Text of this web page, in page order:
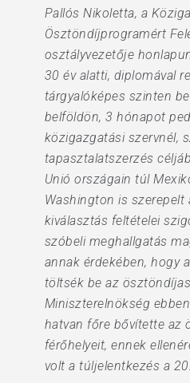
Pallós Nikoletta, a
Ösztöndíjprogramért
osztályvezetője
30 év alatti, diplomával
tárgyalóképes szinten
belföldön, 3 hónapot
közigazgatási szervnél,
tapasztalatszerzés
Unió országain túl
Washington is
kiválasztás feltételei
szóbeli meghallgatás
annak érdekében, hogy
töltsék be az
Miniszterelnökség
hatvan főre bővítette az
férőhelyeit, ennek
volt a túljelentkezés a